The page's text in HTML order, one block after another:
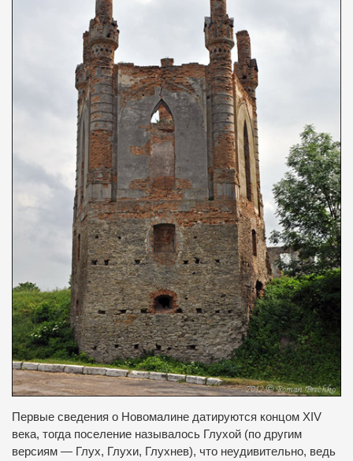
Первые сведения о Новомалине датируются концом XIV
века, тогда поселение называлось Глухой (по другим
версиям — Глух, Глухи, Глухнев), что неудивительно, ведь